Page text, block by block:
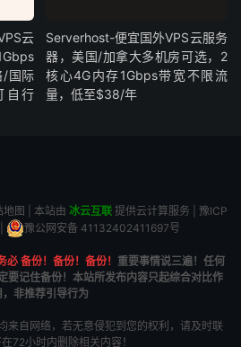
云
/国际
自行
Serverhost-便宜国外VPS云服务
器，美国/加拿大多机房可选，2
核心4G内存1Gbps带宽不限流
量，低至$38/年
地图 | 本站由 冰云互联提供云计算服务 | 豫ICP
豫公网安备 41132402411697号
备份！备份！备份！ 重要事情说三遍！任何
要记住备份！本站所发布内容只起综合对比作
，非推荐引导行为
来自网络，若无意侵犯到您的权利，请及时联
72小时内删除相关内容！